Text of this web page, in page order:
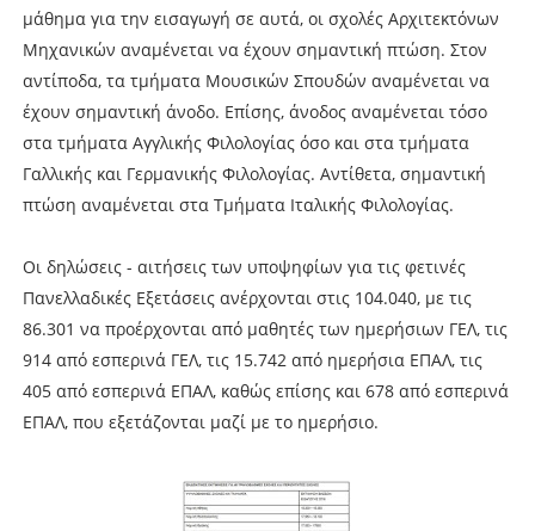
μάθημα για την εισαγωγή σε αυτά, οι σχολές Αρχιτεκτόνων
Μηχανικών αναμένεται να έχουν σημαντική πτώση. Στον
αντίποδα, τα τμήματα Μουσικών Σπουδών αναμένεται να
έχουν σημαντική άνοδο. Επίσης, άνοδος αναμένεται τόσο
στα τμήματα Αγγλικής Φιλολογίας όσο και στα τμήματα
Γαλλικής και Γερμανικής Φιλολογίας. Αντίθετα, σημαντική
πτώση αναμένεται στα Τμήματα Ιταλικής Φιλολογίας.
Οι δηλώσεις - αιτήσεις των υποψηφίων για τις φετινές
Πανελλαδικές Εξετάσεις ανέρχονται στις 104.040, με τις
86.301 να προέρχονται από μαθητές των ημερήσιων ΓΕΛ, τις
914 από εσπερινά ΓΕΛ, τις 15.742 από ημερήσια ΕΠΑΛ, τις
405 από εσπερινά ΕΠΑΛ, καθώς επίσης και 678 από εσπερινά
ΕΠΑΛ, που εξετάζονται μαζί με το ημερήσιο.